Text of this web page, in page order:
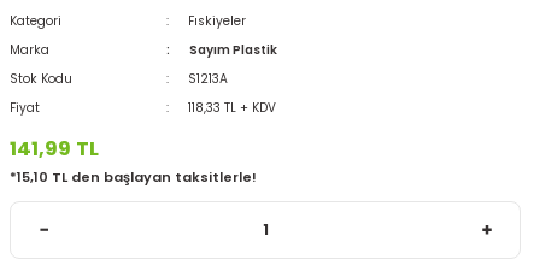
Kategori
Fıskiyeler
Marka
Sayım Plastik
Stok Kodu
S1213A
Fiyat
118,33 TL + KDV
141,99 TL
*15,10 TL den başlayan taksitlerle!